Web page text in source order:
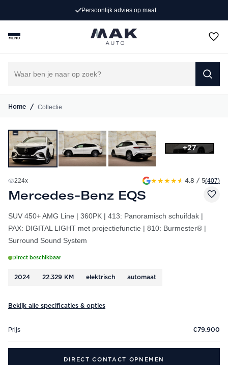
Persoonlijk advies op maat
MENU
Home / Collectie
+27
224x ★★★★★ 4.8 / 5(407)
Mercedes-Benz EQS
SUV 450+ AMG Line | 360PK | 413: Panoramisch schuifdak |
PAX: DIGITAL LIGHT met projectiefunctie | 810: Burmester® |
Surround Sound System
Direct beschikbaar
2024 22.329 KM elektrisch automaat
Bekijk alle specificaties & opties
Prijs €79.900
DIRECT CONTACT OPNEMEN